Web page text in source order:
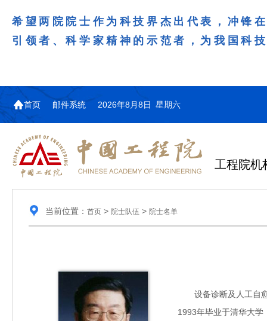
希望两院院士作为科技界杰出代表，冲锋
引领者、科学家精神的示范者，为我国科
首页 邮件系统 2026年8月8日 星期六
工程院机
当前位置： 首页> 院士队伍 > 院士名单
设备诊断及人工自愈
1993年毕业于清华大学